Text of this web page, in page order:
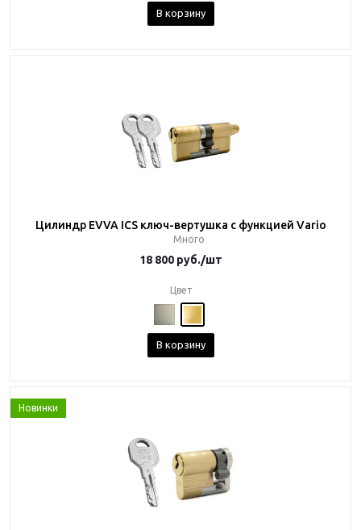
В корзину
Цилиндр EVVA ICS ключ-вертушка с функцией Vario
Много
18 800 руб./шт
Цвет
В корзину
Новинки